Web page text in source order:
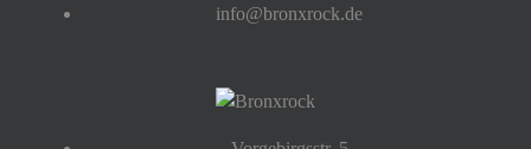
info@bronxrock.de